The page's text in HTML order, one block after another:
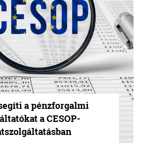
a pénzforgalmi
a CESOP-